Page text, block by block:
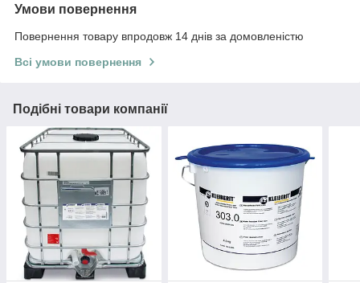
Умови повернення
Повернення товару впродовж 14 днів за домовленістю
Всі умови повернення
Подібні товари компанії